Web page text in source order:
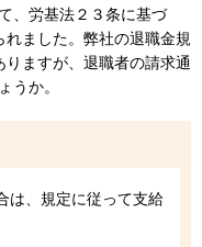
、労基法２３条に基づ
ました。弊社の退職金規
ますが、退職者の請求通
うか。
は、規定に従って支給